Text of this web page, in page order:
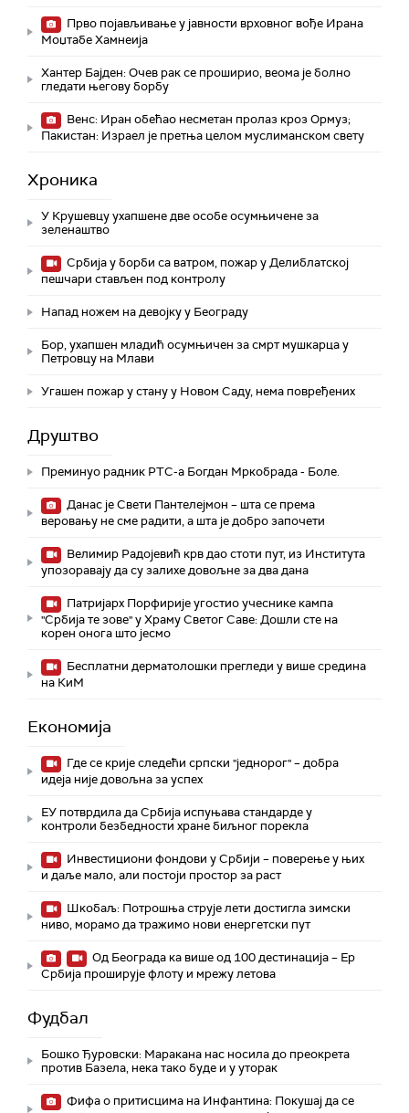
Прво појављивање у јавности врховног вође Ирана
Моџтабe Хамнеија
Хантер Бајден: Очев рак се проширио, веома је болно
гледати његову борбу
Венс: Иран обећао несметан пролаз кроз Ормуз;
Пакистан: Израел је претња целом муслиманском свету
Хроника
У Крушевцу ухапшене две особе осумњичене за
зеленаштво
Србија у борби са ватром, пожар у Делиблатској
пешчари стављен под контролу
Напад ножем на девојку у Београду
Бор, ухапшен младић осумњичен за смрт мушкарца у
Петровцу на Млави
Угашен пожар у стану у Новом Саду, нема повређених
Друштво
Преминуо радник РТС-а Богдан Мркобрада - Боле.
Данас је Свети Пантелејмон – шта се према
веровању не сме радити, а шта је добро започети
Велимир Радојевић крв дао стоти пут, из Института
упозоравају да су залихе довољне за два дана
Патријарх Порфирије угостио учеснике кампа
"Србија те зове" у Храму Светог Саве: Дошли сте на
корен онога што јесмо
Бесплатни дерматолошки прегледи у више средина
на КиМ
Економија
Где се крије следећи српски "једнорог" – добра
идеја није довољна за успех
ЕУ потврдила да Србија испуњава стандарде у
контроли безбедности хране биљног порекла
Инвестициони фондови у Србији – поверење у њих
и даље мало, али постоји простор за раст
Шкобаљ: Потрошња струје лети достигла зимски
ниво, морамо да тражимо нови енергетски пут
Од Београда ка више од 100 дестинација – Ер
Србија проширује флоту и мрежу летова
Фудбал
Бошко Ђуровски: Маракана нас носила до преокрета
против Базела, нека тако буде и у уторак
Фифа о притисцима на Инфантина: Покушај да се